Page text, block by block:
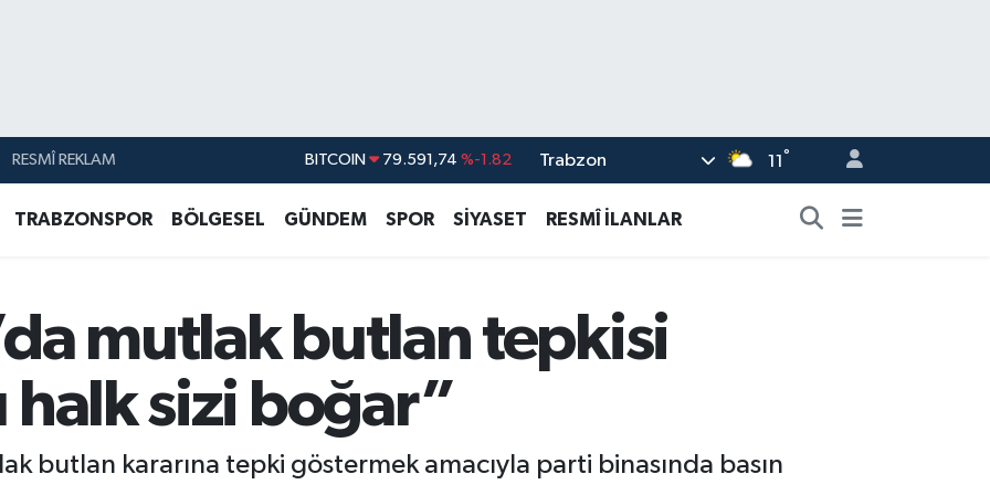
RESMÎ REKLAM DOLAR 45,43620 %0.02
BİST100 %0
BITCOIN 79.591,74 %-1.82
Trabzon 11 °
TRABZONSPOR BÖLGESEL GÜNDEM SPOR SİYASET RESMÎ İLANLAR
mutlak butlan tepkisi
halk sizi boğar”
butlan kararına tepki göstermek amacıyla parti binasında basın